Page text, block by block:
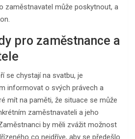
zaměstnavatel může poskytnout, a
pro zaměstnance a
se chystají na svatbu, je
informovat o svých právech a
mít na paměti, že situace se může
zaměstnavateli a jeho
by měli zvážit možnost
co nejdříve, aby se předešlo